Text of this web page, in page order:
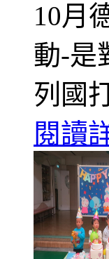
10月
動-是
列國
閱讀